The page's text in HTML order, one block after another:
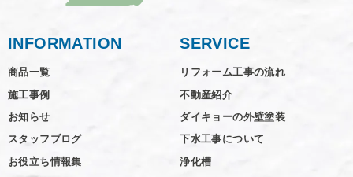
INFORMATION
商品一覧
施工事例
お知らせ
スタッフブログ
お役立ち情報集
SERVICE
リフォーム工事の流れ
不動産紹介
ダイキョーの外壁塗装
下水工事について
浄化槽